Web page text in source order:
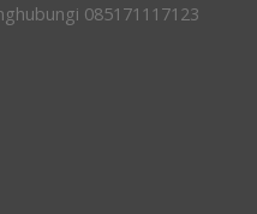
085171117123